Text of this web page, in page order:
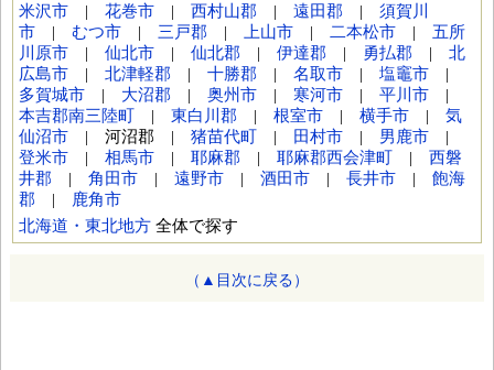
米沢市 | 花巻市 | 西村山郡 | 遠田郡 | 須賀川
市 | むつ市 | 三戸郡 | 上山市 | 二本松市 | 五所
川原市 | 仙北市 | 仙北郡 | 伊達郡 | 勇払郡 | 北
広島市 | 北津軽郡 | 十勝郡 | 名取市 | 塩竈市 |
多賀城市 | 大沼郡 | 奥州市 | 寒河市 | 平川市 |
本吉郡南三陸町 | 東白川郡 | 根室市 | 横手市 | 気
仙沼市 | 河沼郡 | 猪苗代町 | 田村市 | 男鹿市 |
登米市 | 相馬市 | 耶麻郡 | 耶麻郡西会津町 | 西磐
井郡 | 角田市 | 遠野市 | 酒田市 | 長井市 | 飽海
郡 |
鹿角市
北海道・東北地方 全体で探す
（▲目次に戻る）